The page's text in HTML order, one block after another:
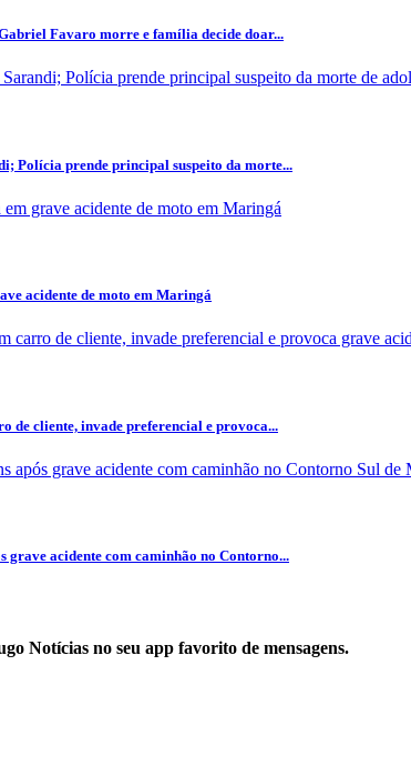
Favaro morre e família decide doar...
Polícia prende principal suspeito da morte...
acidente de moto em Maringá
de cliente, invade preferencial e provoca...
grave acidente com caminhão no Contorno...
Notícias no seu app favorito de mensagens.